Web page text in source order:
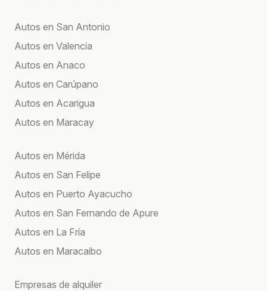
Autos en San Antonio
Autos en Valencia
Autos en Anaco
Autos en Carúpano
Autos en Acarigua
Autos en Maracay
Autos en Mérida
Autos en San Felipe
Autos en Puerto Ayacucho
Autos en San Fernando de Apure
Autos en La Fría
Autos en Maracaibo
Empresas de alquiler